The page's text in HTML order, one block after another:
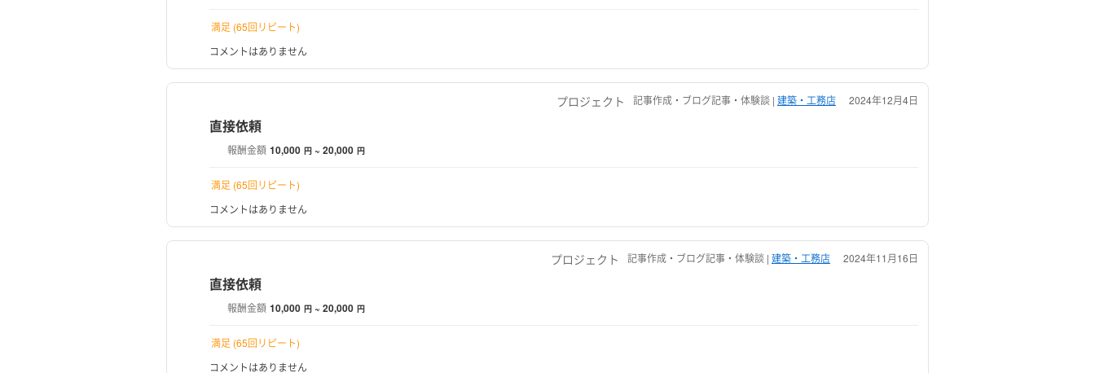
満足 (65回リピート)
コメントはありません
プロジェクト 記事作成・ブログ記事・体験談 | 建築・工務店 2024年12月4日
直接依頼
報酬金額 10,000 円 ~ 20,000 円
満足 (65回リピート)
コメントはありません
プロジェクト 記事作成・ブログ記事・体験談 | 建築・工務店 2024年11月16日
直接依頼
報酬金額 10,000 円 ~ 20,000 円
満足 (65回リピート)
コメントはありません